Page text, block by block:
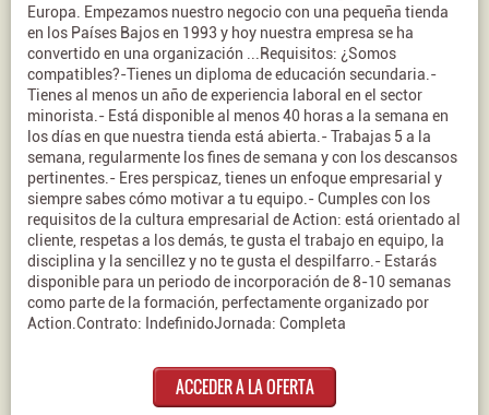
Europa. Empezamos nuestro negocio con una pequeña tienda
en los Países Bajos en 1993 y hoy nuestra empresa se ha
convertido en una organización ...Requisitos: ¿Somos
compatibles?-Tienes un diploma de educación secundaria.-
Tienes al menos un año de experiencia laboral en el sector
minorista.- Está disponible al menos 40 horas a la semana en
los días en que nuestra tienda está abierta.- Trabajas 5 a la
semana, regularmente los fines de semana y con los descansos
pertinentes.- Eres perspicaz, tienes un enfoque empresarial y
siempre sabes cómo motivar a tu equipo.- Cumples con los
requisitos de la cultura empresarial de Action: está orientado al
cliente, respetas a los demás, te gusta el trabajo en equipo, la
disciplina y la sencillez y no te gusta el despilfarro.- Estarás
disponible para un periodo de incorporación de 8-10 semanas
como parte de la formación, perfectamente organizado por
Action.Contrato: IndefinidoJornada: Completa
ACCEDER A LA OFERTA